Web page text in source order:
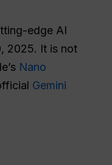
edge AI
2025. It is not
Nano
Gemini